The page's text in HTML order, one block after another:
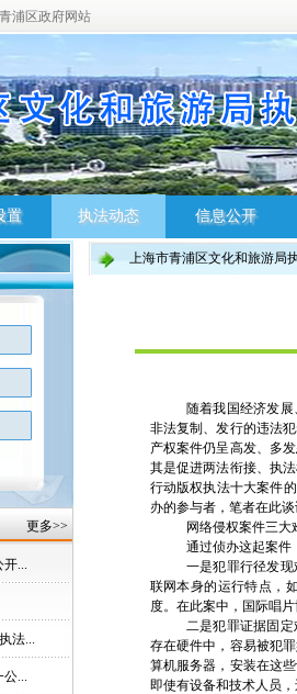
青浦区政府网站
置 执法动态
执法动态
信息公开
信息公开
更多>>
开...
法...
公...
上海市青浦区文化和旅游局
随着我国经济发
非法复制、发行的违法
产权案件仍呈高发、多
其是促进两法衔接、执
行动版权执法十大案件
办的参与者，笔者在此
网络侵权案件三
通过侦办这起案件
一是犯罪行径发
联网本身的运行特点，
度。在此案中，国际唱
二是犯罪证据固
存在硬件中，容易被犯
算机服务器，安装在这
即使有设备和技术人员